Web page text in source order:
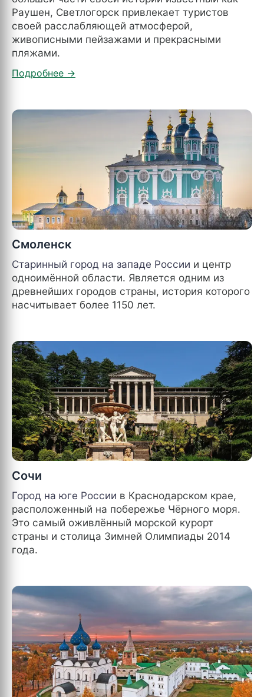
Раушен, Светлогорск привлекает туристов
своей расслабляющей атмосферой,
живописными пейзажами и прекрасными
пляжами.
Смоленск
Старинный город на западе России и центр
одноимённой области. Является одним из
древнейших городов страны, история которого
насчитывает более 1150 лет.
Сочи
Город на юге России в Краснодарском крае,
расположенный на побережье Чёрного моря.
Это самый оживлённый морской курорт
страны и столица Зимней Олимпиады 2014
года.